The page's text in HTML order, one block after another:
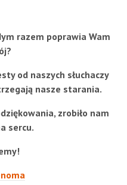
razem poprawia Wam
od naszych słuchaczy
nasze starania.
zrobiło nam
sercu.